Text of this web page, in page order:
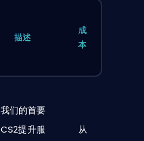
描述
成
本
我们的首要
CS2提升服
从